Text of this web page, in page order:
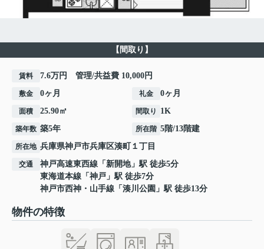
【間取り】
賃料 7.6万円 管理/共益費 10,000円
敷金 0ヶ月 礼金 0ヶ月
面積 25.90㎡ 間取り 1K
築年数 築5年 所在階 5階/13階建
所在地 兵庫県神戸市兵庫区湊町 １丁目
交通 神戸高速東西線 「 新開地」駅 徒歩5分
東海道本線 「 神戸 」駅 徒歩7分
神戸市西神・山手線 「 湊川公園 」駅 徒歩13分
物件の特徴